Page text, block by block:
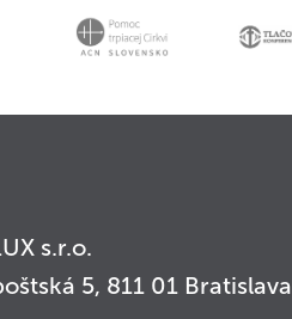
s.r.o.
5, 811 01 Bratislava